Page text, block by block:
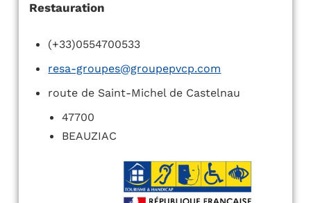
Restauration
(+33)0554700533
resa-groupes@groupepvcp.com
route de Saint-Michel de Castelnau
47700
BEAUZIAC